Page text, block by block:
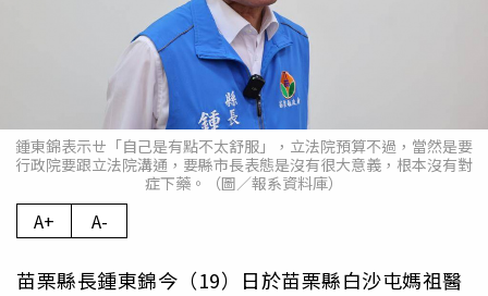
鍾東錦表示ㄝ「自己是有點不太舒服」，立法院預算不過，當然是要
行政院要跟立法院溝通，要縣市長表態是沒有很大意義，根本沒有對
症下藥。（圖／報系資料庫）
A+ A-
苗栗縣長鍾東錦今（19）日於苗栗縣白沙屯媽祖醫